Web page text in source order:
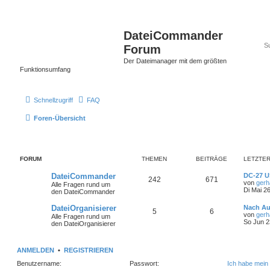
DateiCommander
Forum
Der Dateimanager mit dem größten
Funktionsumfang
Schnellzugriff FAQ
Foren-Übersicht
FORUM THEMEN BEITRÄGE
DateiCommander
Alle Fragen rund um
den DateiCommander
242 671
DC-27
von
Di Mai
DateiOrganisierer
Alle Fragen rund um
den DateiOrganisierer
5 6
Nach
von
So Jun
ANMELDEN • REGISTRIEREN
Benutzername:
Passwort: Ich habe